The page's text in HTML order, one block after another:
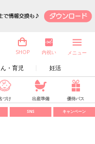
・育児 妊活
SHOP 内祝い メニュー
づけ 出産準備 優待パス
SNS キャンペーン